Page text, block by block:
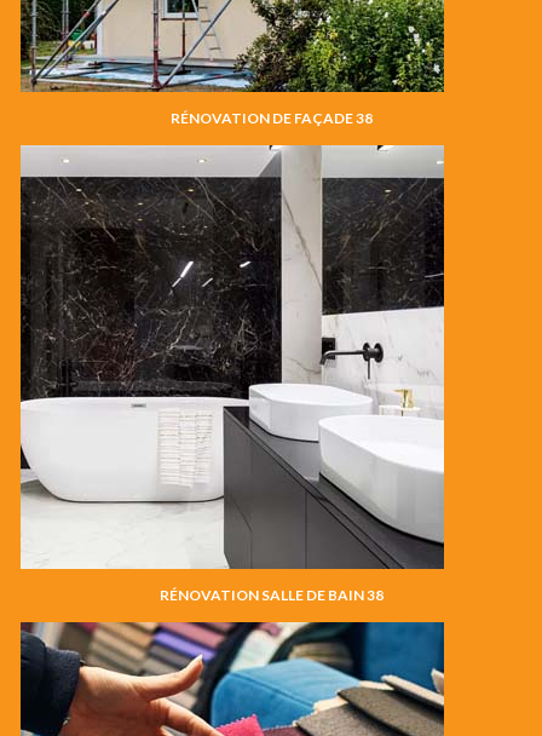
RÉNOVATION DE FAÇADE 38
RÉNOVATION SALLE DE BAIN 38